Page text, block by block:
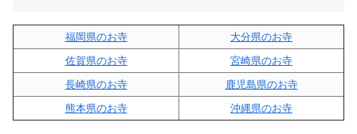
福岡県のお寺
大分県のお寺
佐賀県のお寺
宮崎県のお寺
長崎県のお寺
鹿児島県のお寺
熊本県のお寺
沖縄県のお寺